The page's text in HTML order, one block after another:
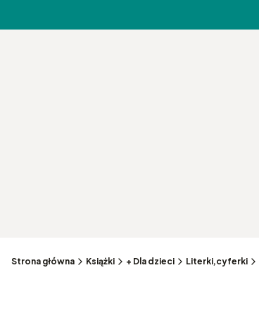
Strona główna Książki + Dla dzieci Literki,cyferki